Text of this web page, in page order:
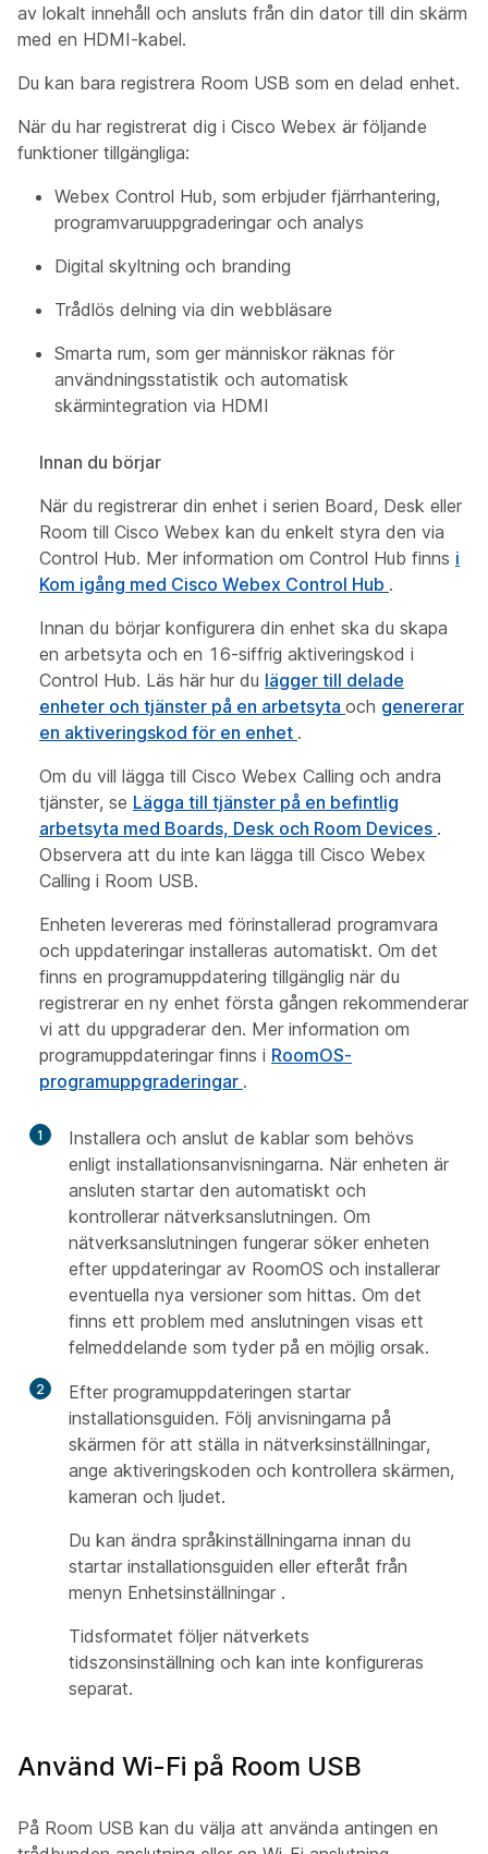
av lokalt innehåll och ansluts från din dator till din skärm
med en HDMI-kabel.
Du kan bara registrera Room USB som en delad enhet.
När du har registrerat dig i Cisco Webex är följande
funktioner tillgängliga:
Webex Control Hub, som erbjuder fjärrhantering,
programvaruuppgraderingar och analys
Digital skyltning och branding
Trådlös delning via din webbläsare
Smarta rum, som ger människor räknas för
användningsstatistik och automatisk
skärmintegration via HDMI
Innan du börjar
När du registrerar din enhet i serien Board, Desk eller
Room till Cisco Webex kan du enkelt styra den via
Control Hub. Mer information om Control Hub finns i
Kom igång med Cisco Webex Control Hub .
Innan du börjar konfigurera din enhet ska du skapa
en arbetsyta och en 16-siffrig aktiveringskod i
Control Hub. Läs här hur du lägger till delade
enheter och tjänster på en arbetsyta och genererar
en aktiveringskod för en enhet .
Om du vill lägga till Cisco Webex Calling och andra
tjänster, se Lägga till tjänster på en befintlig
arbetsyta med Boards, Desk och Room Devices .
Observera att du inte kan lägga till Cisco Webex
Calling i Room USB.
Enheten levereras med förinstallerad programvara
och uppdateringar installeras automatiskt. Om det
finns en programuppdatering tillgänglig när du
registrerar en ny enhet första gången rekommenderar
vi att du uppgraderar den. Mer information om
programuppdateringar finns i RoomOS-
programuppgraderingar .
1
Installera och anslut de kablar som behövs
enligt installationsanvisningarna. När enheten är
ansluten startar den automatiskt och
kontrollerar nätverksanslutningen. Om
nätverksanslutningen fungerar söker enheten
efter uppdateringar av RoomOS och installerar
eventuella nya versioner som hittas. Om det
finns ett problem med anslutningen visas ett
felmeddelande som tyder på en möjlig orsak.
2
Efter programuppdateringen startar
installationsguiden. Följ anvisningarna på
skärmen för att ställa in nätverksinställningar,
ange aktiveringskoden och kontrollera skärmen,
kameran och ljudet.
Du kan ändra språkinställningarna innan du
startar installationsguiden eller efteråt från
menyn Enhetsinställningar .
Tidsformatet följer nätverkets
tidszonsinställning och kan inte konfigureras
separat.
Använd Wi-Fi på Room USB
På Room USB kan du välja att använda antingen en